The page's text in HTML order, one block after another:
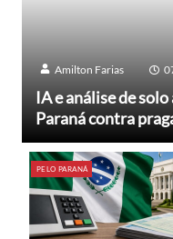
Amilton Farias
IA e análise de
Paraná contra
PELO PARANÁ